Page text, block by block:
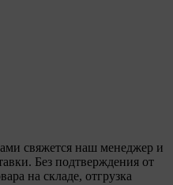
свяжется наш менеджер и
Без подтверждения от
на складе, отгрузка